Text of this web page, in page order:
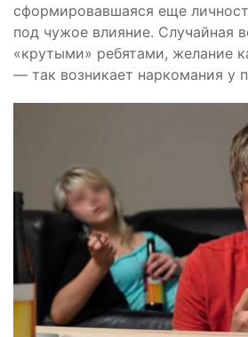
сформировавшаяся еще
под чужое влияние. Случайная
«крутыми» ребятами, желание
— так возникает наркомания у